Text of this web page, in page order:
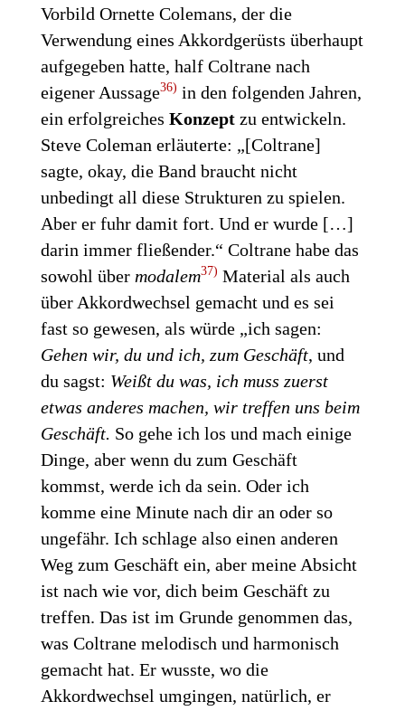
Vorbild Ornette Colemans, der die
Verwendung eines Akkordgerüsts überhaupt
aufgegeben hatte, half Coltrane nach
eigener Aussage36) in den folgenden Jahren,
ein erfolgreiches Konzeptzu entwickeln.
Steve Coleman erläuterte: „[Coltrane]
sagte, okay, die Band braucht nicht
unbedingt all diese Strukturen zu spielen.
Aber er fuhr damit fort. Und er wurde […]
darin immer fließender.“ Coltrane habe das
sowohl über modalem37) Material als auch
über Akkordwechsel gemacht und es sei
fast so gewesen, als würde „ich sagen:
Gehen wir, du und ich, zum Geschäft, und
du sagst: Weißt du was, ich muss zuerst
etwas anderes machen, wir treffen uns beim
Geschäft. So gehe ich los und mach einige
Dinge, aber wenn du zum Geschäft
kommst, werde ich da sein. Oder ich
komme eine Minute nach dir an oder so
ungefähr. Ich schlage also einen anderen
Weg zum Geschäft ein, aber meine Absicht
ist nach wie vor, dich beim Geschäft zu
treffen. Das ist im Grunde genommen das,
was Coltrane melodisch und harmonisch
gemacht hat. Er wusste, wo die
Akkordwechsel umgingen, natürlich, er